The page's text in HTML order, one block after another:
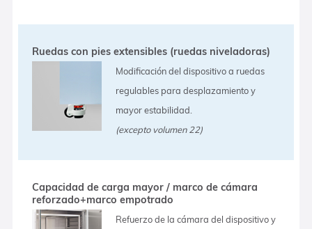
Ruedas con pies extensibles (ruedas niveladoras)
Modificación del dispositivo a ruedas
regulables para desplazamiento y
mayor estabilidad.
(excepto volumen 22)
Capacidad de carga mayor / marco de cámara
reforzado+marco empotrado
Refuerzo de la cámara del dispositivo y